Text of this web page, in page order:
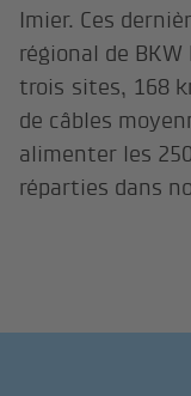
Imier. Ces
régional de BKW
trois sites, 168
de câbles
alimenter les
réparties dans